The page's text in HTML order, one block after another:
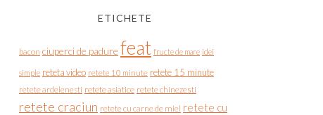
ETICHETE
bacon ciuperci de padure feat fructe de mare idei
simple reteta video retete 10 minute retete 15 minute
retete ardelenesti retete asiatice retete chinezesti
retete craciun retete cu carne de miel retete cu